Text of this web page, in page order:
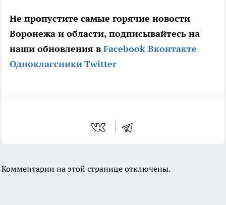
Не пропустите самые горячие новости
Воронежа и области, подписывайтесь на
наши обновления в Facebook Вконтакте
ОдноклассникиTwitter
Комментарии на этой странице отключены.